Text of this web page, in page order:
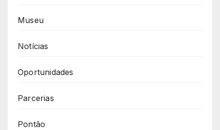
Museu
Notícias
Oportunidades
Parcerias
Pontão